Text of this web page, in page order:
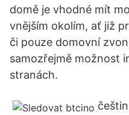
domě je vhodné mít
vnějším okolím, ať již
či pouze domovní
samozřejmě možnost
stranách.